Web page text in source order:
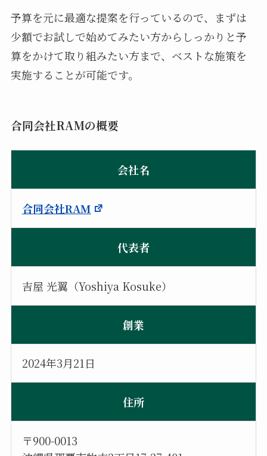
予算を元に最適な提案を行っているので、まずは
少額でお試しで始めてみたい方からしっかりと予
算をかけて取り組みたい方まで、ベストな施策を
実施することが可能です。
合同会社RAMの概要
会社名
合同会社RAM
代表者
吉屋 光翼（Yoshiya Kosuke）
創業
2024年3月21日
住所
〒900-0013